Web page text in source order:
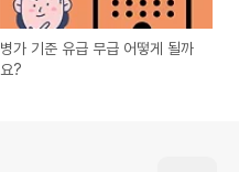
병가 기준 유급 무급 어떻게 될까
요?